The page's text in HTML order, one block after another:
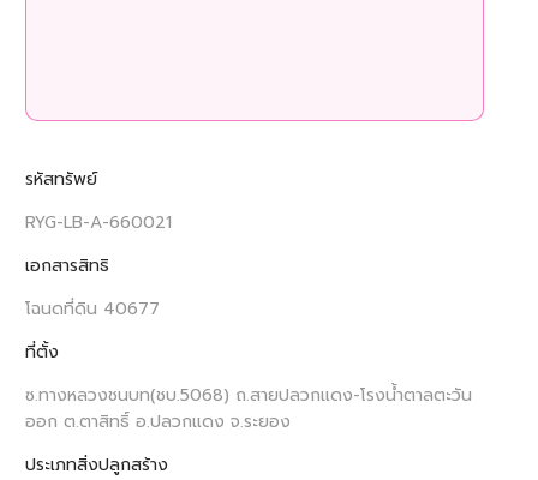
รหัสทรัพย์
RYG-LB-A-660021
เอกสารสิทธิ
โฉนดที่ดิน 40677
ที่ตั้ง
ซ.ทางหลวงชนบท(ชบ.5068) ถ.สายปลวกแดง-โรงน้ำตาลตะวัน
ออก ต.ตาสิทธิ์ อ.ปลวกแดง จ.ระยอง
ประเภทสิ่งปลูกสร้าง